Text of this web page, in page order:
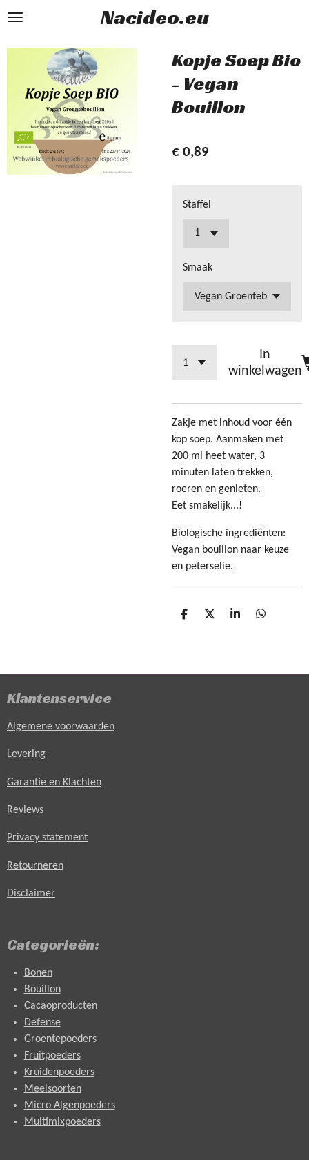
Ga
naar
hoofdinhoud
Nacideo.eu
Kopje Soep Bio
- Vegan
Bouillon
€ 0,89
Staffel
Smaak
In
winkelwagen
Zakje met inhoud voor één
kop soep. Aanmaken met
200 ml heet water, 3
minuten laten trekken,
roeren en genieten.
Eet smakelijk...!
Biologische ingrediënten:
Vegan bouillon naar keuze
en peterselie.
D
D
S
D
Klantenservice
Algemene voorwaarden
Levering
Garantie en Klachten
Reviews
Privacy statement
Retourneren
Disclaimer
Categorieën:
Bonen
Bouillon
Cacaoproducten
Defense
Groentepoeders
Fruitpoeders
Kruidenpoeders
Meelsoorten
Micro Algenpoeders
Multimixpoeders